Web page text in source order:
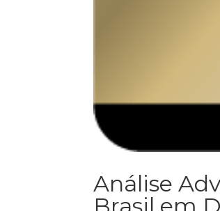
Análise